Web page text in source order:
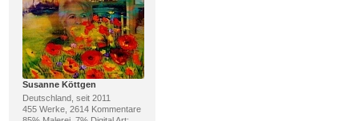
Susanne Köttgen
Deutschland, seit 2011
455 Werke, 2614 Kommentare